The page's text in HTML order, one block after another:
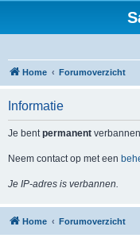
Home Forumoverzicht
Informatie
Je bentpermanent
Neem contact op met een
Je IP-adres is verbannen.
Home Forumoverzicht